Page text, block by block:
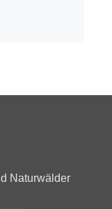
Naturwälder